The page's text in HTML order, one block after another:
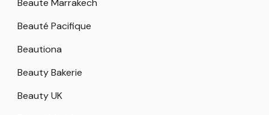
Beaute Marrakech
Beauté Pacifique
Beautiona
Beauty Bakerie
Beauty UK